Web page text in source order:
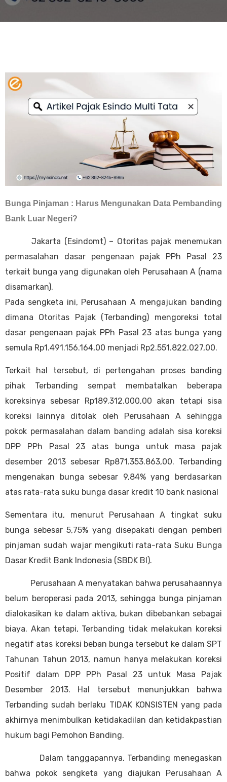
Bunga Pinjaman : Harus Mengunakan Data Pembanding
Bank Luar Negeri?
Jakarta (Esindomt) – Otoritas pajak menemukan
permasalahan dasar pengenaan pajak PPh Pasal 23
terkait bunga yang digunakan oleh Perusahaan A (nama
disamarkan).
Pada sengketa ini, Perusahaan A mengajukan banding
dimana Otoritas Pajak (Terbanding) mengoreksi total
dasar pengenaan pajak PPh Pasal 23 atas bunga yang
semula Rp1.491.156.164,00 menjadi Rp2.551.822.027,00.
Terkait hal tersebut, di pertengahan proses banding
pihak Terbanding sempat membatalkan beberapa
koreksinya sebesar Rp189.312.000,00 akan tetapi sisa
koreksi lainnya ditolak oleh Perusahaan A sehingga
pokok permasalahan dalam banding adalah sisa koreksi
DPP PPh Pasal 23 atas bunga untuk masa pajak
desember 2013 sebesar Rp871.353.863,00. Terbanding
mengenakan bunga sebesar 9,84% yang berdasarkan
atas rata-rata suku bunga dasar kredit 10 bank nasional
Sementara itu, menurut Perusahaan A tingkat suku
bunga sebesar 5,75% yang disepakati dengan pemberi
pinjaman sudah wajar mengikuti rata-rata Suku Bunga
Dasar Kredit Bank Indonesia (SBDK BI).
Perusahaan A menyatakan bahwa perusahaannya
belum beroperasi pada 2013, sehingga bunga pinjaman
dialokasikan ke dalam aktiva, bukan dibebankan sebagai
biaya. Akan tetapi, Terbanding tidak melakukan koreksi
negatif atas koreksi beban bunga tersebut ke dalam SPT
Tahunan Tahun 2013, namun hanya melakukan koreksi
Positif dalam DPP PPh Pasal 23 untuk Masa Pajak
Desember 2013. Hal tersebut menunjukkan bahwa
Terbanding sudah berlaku TIDAK KONSISTEN yang pada
akhirnya menimbulkan ketidakadilan dan ketidakpastian
hukum bagi Pemohon Banding.
Dalam tanggapannya, Terbanding menegaskan
bahwa pokok sengketa yang diajukan Perusahaan A